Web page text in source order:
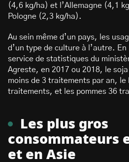
(4,6 kg/ha) et l’Allemagne (4,1
Pologne (2,3 kg/ha).
Au sein même d’un pays, les
d’un type de culture à l’autre.
service de statistiques du
Agreste, en 2017 ou 2018, le
moins de 3 traitements par an, le
traitements, et les pommes 36
Les plus gros
consommateurs
et en Asie